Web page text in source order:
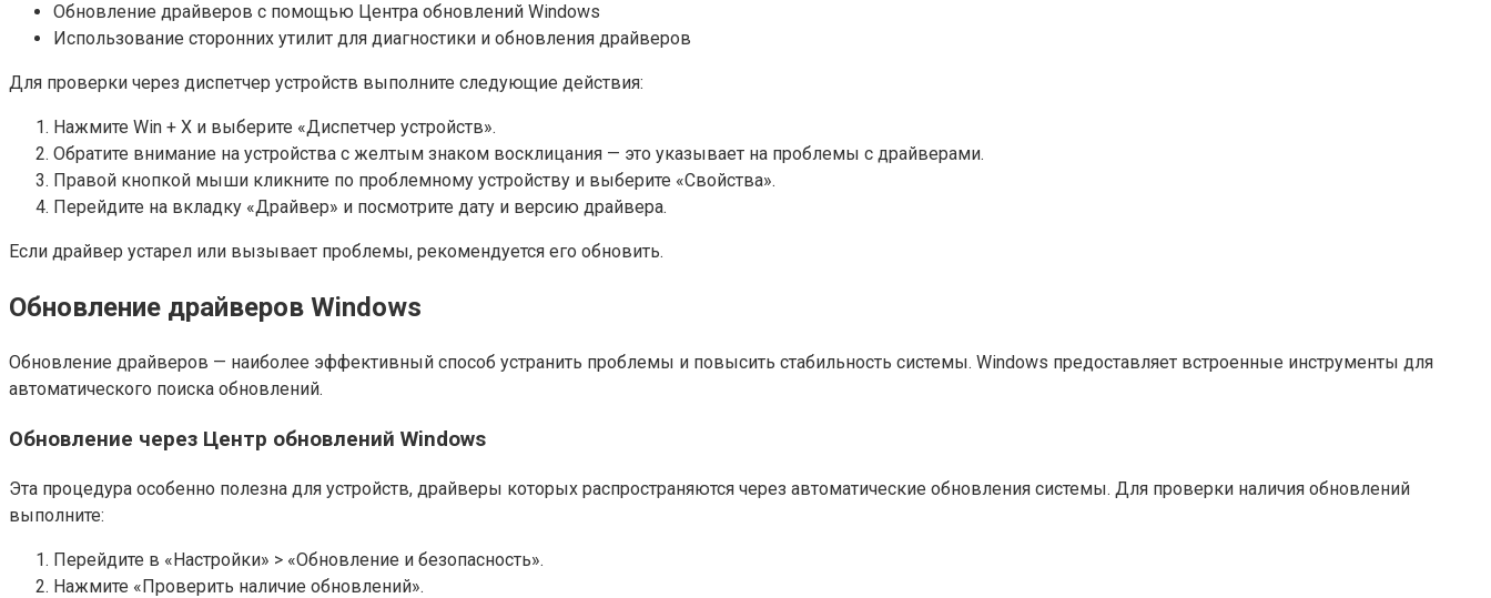
Обновление драйверов с помощью Центра обновлений Windows
Использование сторонних утилит для диагностики и обновления драйверов
Для проверки через диспетчер устройств выполните следующие действия:
Нажмите Win + X и выберите «Диспетчер устройств».
Обратите внимание на устройства с желтым знаком восклицания — это указывает на проблемы с драйверами.
Правой кнопкой мыши кликните по проблемному устройству и выберите «Свойства».
Перейдите на вкладку «Драйвер» и посмотрите дату и версию драйвера.
Если драйвер устарел или вызывает проблемы, рекомендуется его обновить.
Обновление драйверов Windows
Обновление драйверов — наиболее эффективный способ устранить проблемы и повысить стабильность системы. Windows предоставляет встроенные инструменты для
автоматического поиска обновлений.
Обновление через Центр обновлений Windows
Эта процедура особенно полезна для устройств, драйверы которых распространяются через автоматические обновления системы. Для проверки наличия обновлений
выполните:
Перейдите в «Настройки» > «Обновление и безопасность».
Нажмите «Проверить наличие обновлений».